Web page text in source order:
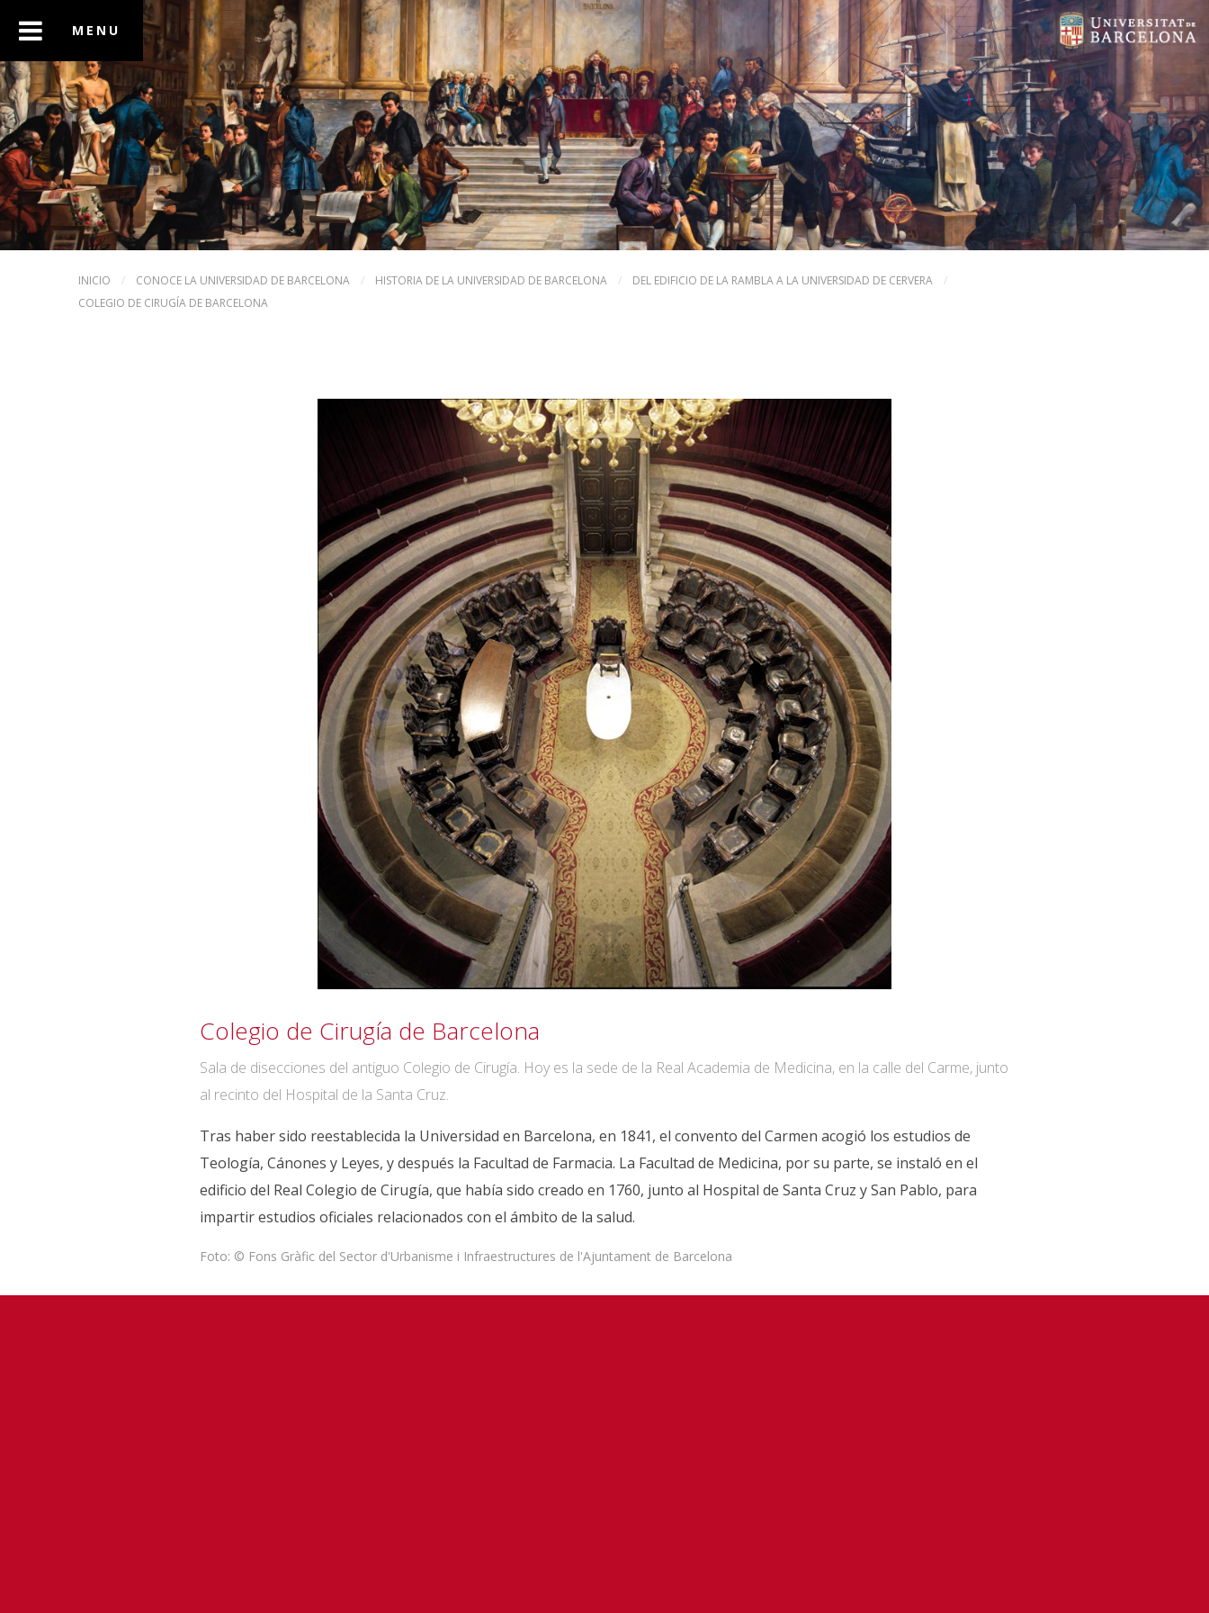
INICIO / CONOCE LA UNIVERSIDAD DE BARCELONA / HISTORIA DE LA UNIVERSIDAD DE BARCELONA / DEL EDIFICIO DE LA RAMBLA A LA UNIVERSIDAD DE CERVERA
/
COLEGIO DE CIRUGÍA DE BARCELONA
Colegio de Cirugía de Barcelona
Sala de disecciones del antiguo Colegio de Cirugía. Hoy es la sede de la Real Academia de Medicina, en la calle del Carme, junto
al recinto del Hospital de la Santa Cruz.
Tras haber sido reestablecida la Universidad en Barcelona, en 1841, el convento del Carmen acogió los estudios de
Teología, Cánones y Leyes, y después la Facultad de Farmacia. La Facultad de Medicina, por su parte, se instaló en el
edificio del Real Colegio de Cirugía, que había sido creado en 1760, junto al Hospital de Santa Cruz y San Pablo, para
impartir estudios oficiales relacionados con el ámbito de la salud.
Foto: © Fons Gràfic del Sector d'Urbanisme i Infraestructures de l'Ajuntament de Barcelona